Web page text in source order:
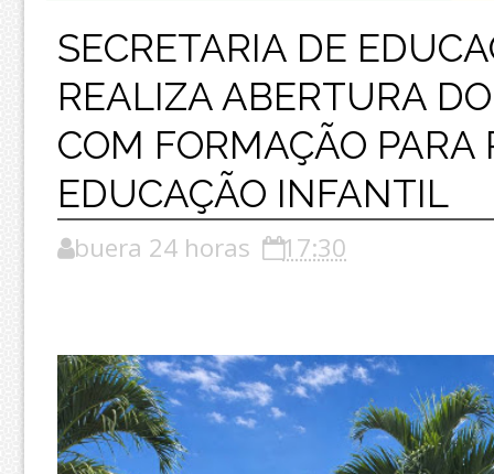
SECRETARIA DE
REALIZA ABERTURA
COM FORMAÇÃO PARA
EDUCAÇÃO INFANTIL
buera 24 horas 17:30